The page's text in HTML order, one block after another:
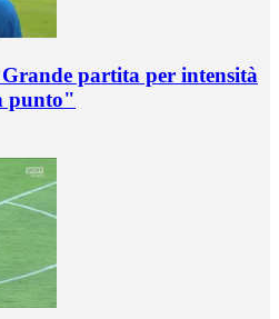
partita per intensità
punto"